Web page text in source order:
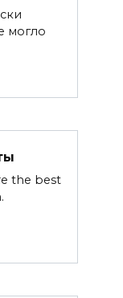
могло
the best